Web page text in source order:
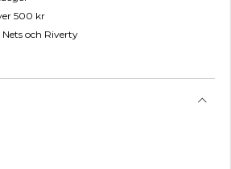
500 kr
och Riverty